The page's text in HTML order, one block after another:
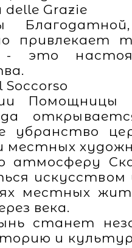
Grazie
привлекает
- это
Помощницы
убранство
атмосферу
местных
века.
станет
и